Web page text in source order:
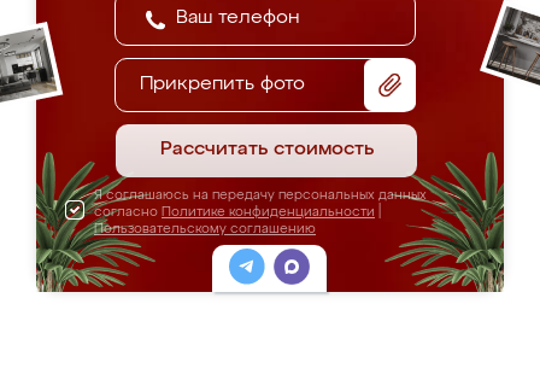
Прикрепить фото
Рассчитать стоимость
Я соглашаюсь на передачу персональных данных
согласно Политике конфиденциальности
Пользовательскому соглашению